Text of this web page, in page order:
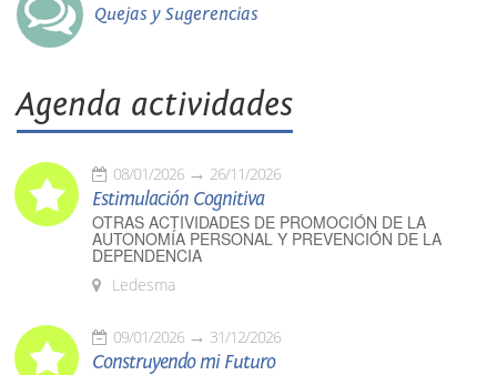
Quejas y Sugerencias
Agenda actividades
08/01/2026 26/11/2026
Estimulación Cognitiva
OTRAS ACTIVIDADES DE PROMOCIÓN DE LA
AUTONOMÍA PERSONAL Y PREVENCIÓN DE LA
DEPENDENCIA
Ledesma
09/01/2026 31/12/2026
Construyendo mi Futuro